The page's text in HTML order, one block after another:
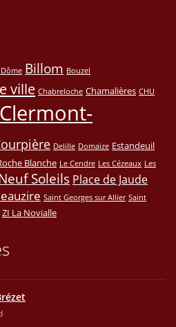
Billom Bouzel
ville Chabreloche Chamalières CHU
Clermont-
Delille Domaize Estandeuil
Blanche Le Cendre Les Cézeaux Les
Soleils Place de Jaude
Saint Georges sur Allier Saint
ZI La Novialle